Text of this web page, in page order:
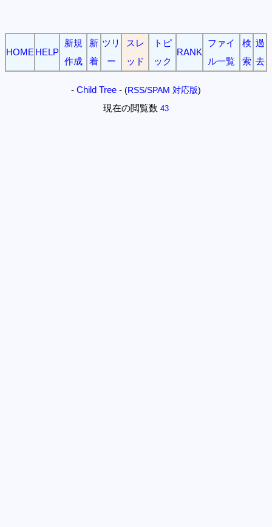
HOME HELP
新規
作成
新
着
ツリ
ー
スレ
ッド
トピ
ック
RANK
ファイ
ル一覧
検
索
過
去
- Child Tree - (RSS/SPAM 対応版)
現在の閲覧数 43